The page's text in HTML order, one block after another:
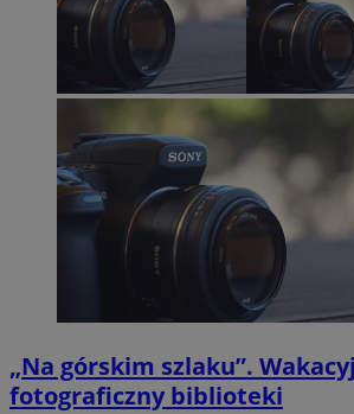
„Na górskim szlaku”.
fotograficzny biblioteki